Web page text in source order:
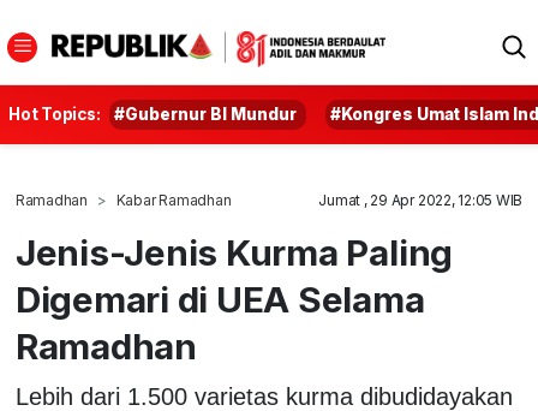
Hot Topics: #Gubernur BI Mundur #Kongres Umat Islam
Ramadhan Kabar Ramadhan Jumat , 29 Apr 2022, 12:05 WIB
Jenis-Jenis Kurma Paling
Digemari di UEA Selama
Ramadhan
Lebih dari 1.500 varietas kurma dibudidayakan